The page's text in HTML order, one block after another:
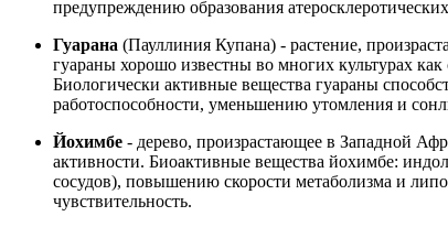
предупреждению образования
Гуарана (Пауллиния Купана) - растение,
гуараны хорошо известны во многих культурах
Биологически активные вещества гуараны
работоспособности, уменьшению утомления и
Йохимбе - дерево, произрастающее в Западной
активности. Биоактивные вещества йохимбе:
сосудов), повышению скорости метаболизма и
чувствительность.